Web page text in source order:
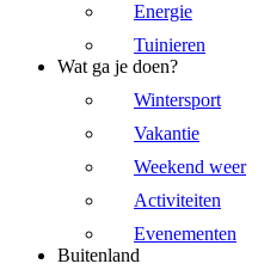
Energie
Tuinieren
Wat ga je doen?
Wintersport
Vakantie
Weekend weer
Activiteiten
Evenementen
Buitenland